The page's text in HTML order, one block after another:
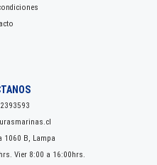
1060 B, Lampa
Vier 8:00 a 16:00hrs.